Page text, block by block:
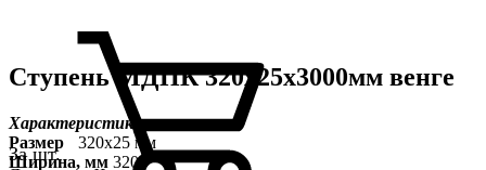
За шт.
Ступень МДПК 320х25х3000мм венге
Характеристики:
Размер
320x25 мм
Ширина, мм 320